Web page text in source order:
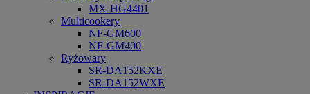
MX-HG4401
Multicookery
NF-GM600
NF-GM400
Ryżowary
SR-DA152KXE
SR-DA152WXE